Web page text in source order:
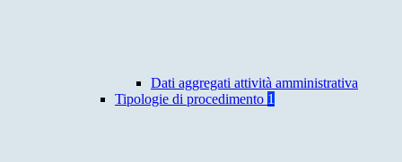
Dati aggregati attività amministrativa
Tipologie di procedimento 1